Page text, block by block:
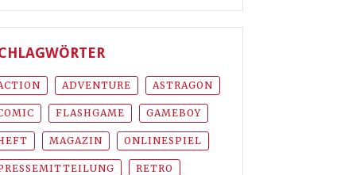
ADVENTURE ASTRAGON
FLASHGAME GAMEBOY
MAGAZIN ONLINESPIEL
RETRO